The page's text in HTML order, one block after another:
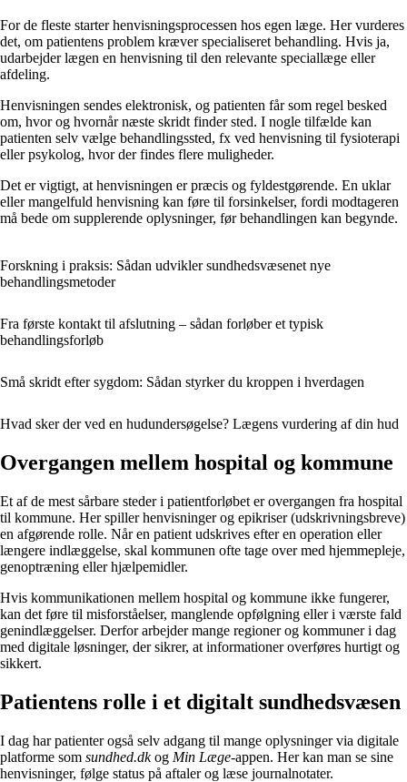
For de fleste starter henvisningsprocessen hos egen læge. Her vurderes
det, om patientens problem kræver specialiseret behandling. Hvis ja,
udarbejder lægen en henvisning til den relevante speciallæge eller
afdeling.
Henvisningen sendes elektronisk, og patienten får som regel besked
om, hvor og hvornår næste skridt finder sted. I nogle tilfælde kan
patienten selv vælge behandlingssted, fx ved henvisning til fysioterapi
eller psykolog, hvor der findes flere muligheder.
Det er vigtigt, at henvisningen er præcis og fyldestgørende. En uklar
eller mangelfuld henvisning kan føre til forsinkelser, fordi modtageren
må bede om supplerende oplysninger, før behandlingen kan begynde.
Forskning i praksis: Sådan udvikler sundhedsvæsenet nye
behandlingsmetoder
Fra første kontakt til afslutning – sådan forløber et typisk
behandlingsforløb
Små skridt efter sygdom: Sådan styrker du kroppen i hverdagen
Hvad sker der ved en hudundersøgelse? Lægens vurdering af din hud
Overgangen mellem hospital og kommune
Et af de mest sårbare steder i patientforløbet er overgangen fra hospital
til kommune. Her spiller henvisninger og epikriser (udskrivningsbreve)
en afgørende rolle. Når en patient udskrives efter en operation eller
længere indlæggelse, skal kommunen ofte tage over med hjemmepleje,
genoptræning eller hjælpemidler.
Hvis kommunikationen mellem hospital og kommune ikke fungerer,
kan det føre til misforståelser, manglende opfølgning eller i værste fald
genindlæggelser. Derfor arbejder mange regioner og kommuner i dag
med digitale løsninger, der sikrer, at informationer overføres hurtigt og
sikkert.
Patientens rolle i et digitalt sundhedsvæsen
I dag har patienter også selv adgang til mange oplysninger via digitale
platforme som sundhed.dkog Min Læge-appen. Her kan man se sine
henvisninger, følge status på aftaler og læse journalnotater.